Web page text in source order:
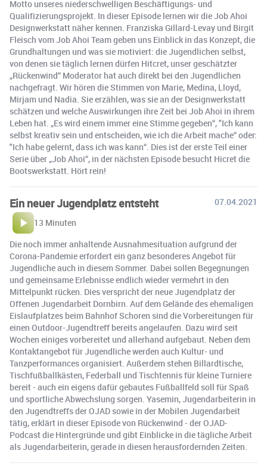
Motto unseres niederschwelligen Beschäftigungs- und
Qualifizierungsprojekt. In dieser Episode lernen wir die Job Ahoi
Designwerkstatt näher kennen. Franziska Gillard-Levay und Birgit
Fleisch vom Job Ahoi Team geben uns Einblick in das Konzept, die
Grundhaltungen und was sie motiviert: die Jugendlichen selbst,
von denen sie täglich lernen dürfen Hitcret, unser geschätzter
„Rückenwind“ Moderator hat auch direkt bei den Jugendlichen
nachgefragt. Wir hören die Stimmen von Marie, Medina, Lloyd,
Mirjam und Nadia. Sie erzählen, was sie an der Designwerkstatt
schätzen und welche Auswirkungen ihre Zeit bei Job Ahoi in ihrem
Leben hat. „Es wird einem immer eine Stimme gegeben“, "Ich kann
selbst kreativ sein und entscheiden, wie ich die Arbeit mache“ oder:
"Ich habe gelernt, dass ich was kann“. Dies ist der erste Teil einer
Serie über „Job Ahoi“, in der nächsten Episode besucht Hicret die
Bootswerkstatt. Hört rein!
Ein neuer Jugendplatz entsteht
07.04.2021
13 Minuten
Die noch immer anhaltende Ausnahmesituation aufgrund der
Corona-Pandemie erfordert ein ganz besonderes Angebot für
Jugendliche auch in diesem Sommer. Dabei sollen Begegnungen
und gemeinsame Erlebnisse endlich wieder vermehrt in den
Mittelpunkt rücken. Dies verspricht der neue Jugendplatz der
Offenen Jugendarbeit Dornbirn. Auf dem Gelände des ehemaligen
Eislaufplatzes beim Bahnhof Schoren sind die Vorbereitungen für
einen Outdoor-Jugendtreff bereits angelaufen. Dazu wird seit
Wochen einiges vorbereitet und allerhand aufgebaut. Neben dem
Kontaktangebot für Jugendliche werden auch Kultur- und
Tanzperformances organisiert. Außerdem stehen Billardtische,
Tischfußballkästen, Federball und Tischtennis für kleine Turniere
bereit - auch ein eigens dafür gebautes Fußballfeld soll für Spaß
und sportliche Abwechslung sorgen. Yasemin, Jugendarbeiterin in
den Jugendtreffs der OJAD sowie in der Mobilen Jugendarbeit
tätig, erklärt in dieser Episode von Rückenwind - der OJAD-
Podcast die Hintergründe und gibt Einblicke in die tägliche Arbeit
als Jugendarbeiterin, gerade in diesen herausfordernden Zeiten.